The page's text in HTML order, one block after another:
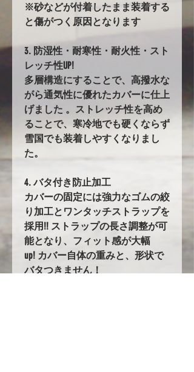
※砂などが付着したまま装着する
と傷がつく原因となります
3. 防湿性・耐寒性・耐火性・スト
レッチ性UP!
多層構造にすることで、高撥水な
がら通気性に優れたカバーに仕上
げました 。ストレッチ性を高め
ることで、寒冷地でも硬くならず
雪国でも装着しやすくなりまし
た。
4. バタ付き防止加工
カバーの固定には強力なゴムの絞
り加工とワンタッチストラップを
採用!! ストラップの長さ調整が可
能となり、フィット感が大幅
up! カバー自体の重みと、形状で
バタつきません！